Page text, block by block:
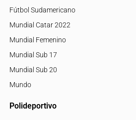
Fútbol Sudamericano
Mundial Catar 2022
Mundial Femenino
Mundial Sub 17
Mundial Sub 20
Mundo
Polideportivo